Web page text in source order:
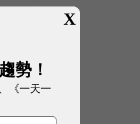
X
勢！
《一天一